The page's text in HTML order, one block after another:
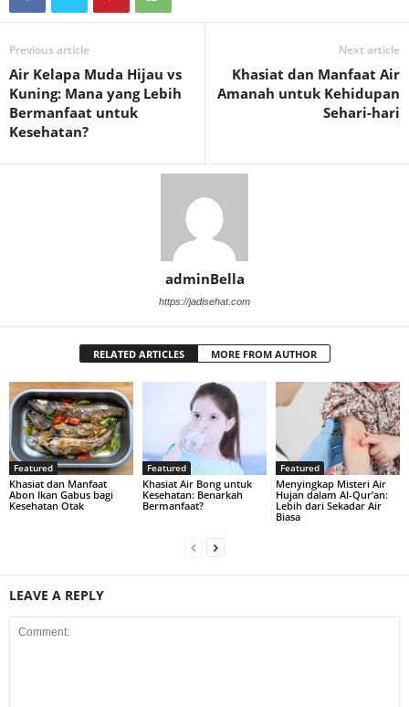
Previous article
Air Kelapa Muda Hijau vs
Kuning: Mana yang Lebih
Bermanfaat untuk
Kesehatan?
Next article
Khasiat dan Manfaat Air
Amanah untuk Kehidupan
Sehari-hari
adminBella
https://jadisehat.com
RELATED ARTICLES MORE FROM AUTHOR
Featured
Khasiat dan Manfaat
Abon Ikan Gabus bagi
Kesehatan Otak
Featured
Khasiat Air Bong untuk
Kesehatan: Benarkah
Bermanfaat?
Featured
Menyingkap Misteri Air
Hujan dalam Al-Qur’an:
Lebih dari Sekadar Air
Biasa
LEAVE A REPLY